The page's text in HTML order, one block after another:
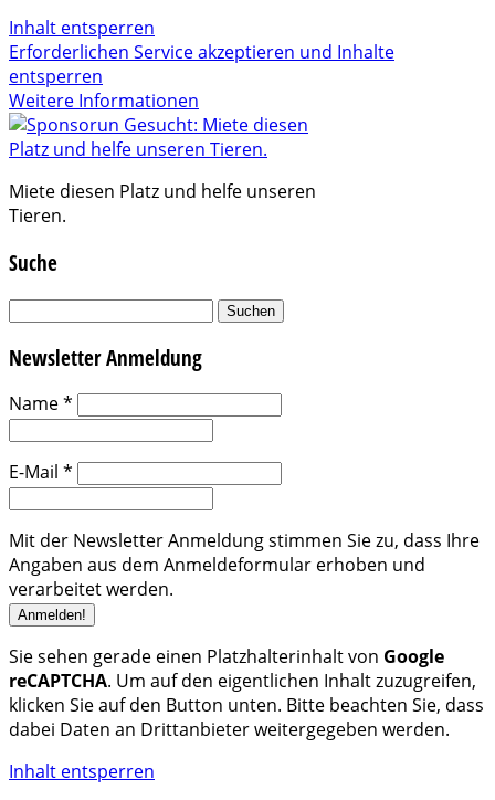
Inhalt entsperren
Erforderlichen Service akzeptieren und Inhalte
entsperren
Weitere Informationen
Miete diesen Platz und helfe unseren
Tieren.
Suche
Suchen
Newsletter Anmeldung
Name*
E-Mail *
Mit der Newsletter Anmeldung stimmen Sie zu, dass Ihre
Angaben aus dem Anmeldeformular erhoben und
verarbeitet werden.
Sie sehen gerade einen Platzhalterinhalt von Google
reCAPTCHA. Um auf den eigentlichen Inhalt zuzugreifen,
klicken Sie auf den Button unten. Bitte beachten Sie, dass
dabei Daten an Drittanbieter weitergegeben werden.
Inhalt entsperren